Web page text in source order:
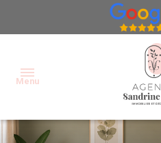
Menu